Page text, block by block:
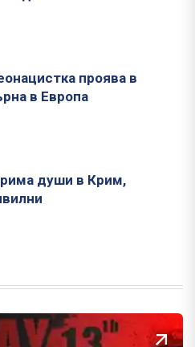
проява в
в Европа
души в Крим,